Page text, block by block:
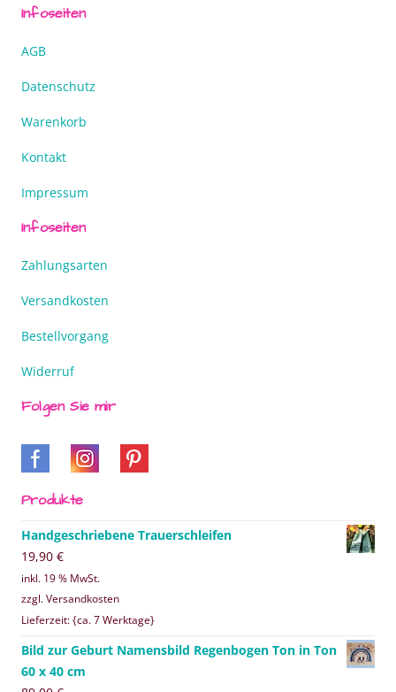
Infoseiten
AGB
Datenschutz
Warenkorb
Kontakt
Impressum
Infoseiten
Zahlungsarten
Versandkosten
Bestellvorgang
Widerruf
Folgen Sie mir
Produkte
Handgeschriebene Trauerschleifen
19,90 €
inkl. 19 % MwSt.
zzgl. Versandkosten
Lieferzeit: {ca. 7 Werktage}
Bild zur Geburt Namensbild Regenbogen Ton in Ton
60 x 40 cm